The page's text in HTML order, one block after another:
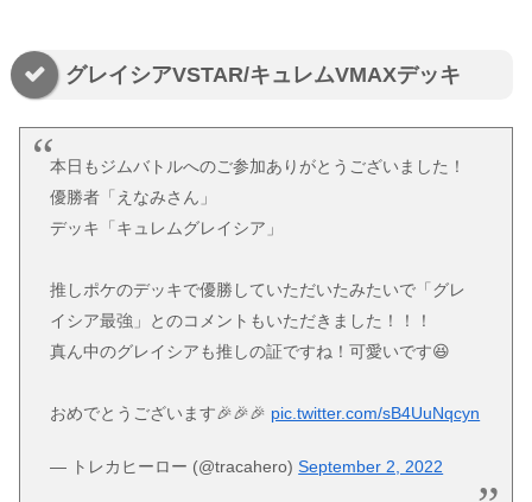
グレイシアVSTAR/キュレムVMAXデッキ
本日もジムバトルへのご参加ありがとうございました！
優勝者「えなみさん」
デッキ「キュレムグレイシア」
推しポケのデッキで優勝していただいたみたいで「グレ
イシア最強」とのコメントもいただきました！！！
真ん中のグレイシアも推しの証ですね！可愛いです😆
おめでとうございます🎉🎉🎉 pic.twitter.com/sB4UuNqcyn
— トレカヒーロー (@tracahero)September 2, 2022